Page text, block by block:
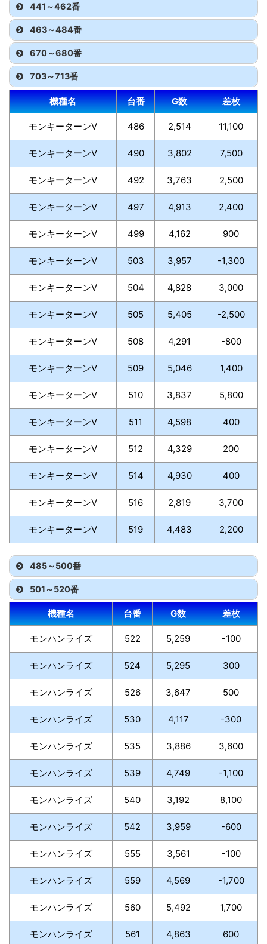
441～462番
463～484番
670～680番
703～713番
機種名 台番 G数 差枚
モンキーターンV 486 2,514 11,100
モンキーターンV 490 3,802 7,500
モンキーターンV 492 3,763 2,500
モンキーターンV 497 4,913 2,400
モンキーターンV 499 4,162 900
モンキーターンV 503 3,957 -1,300
モンキーターンV 504 4,828 3,000
モンキーターンV 505 5,405 -2,500
モンキーターンV 508 4,291 -800
モンキーターンV 509 5,046 1,400
モンキーターンV 510 3,837 5,800
モンキーターンV 511 4,598 400
モンキーターンV 512 4,329 200
モンキーターンV 514 4,930 400
モンキーターンV 516 2,819 3,700
モンキーターンV 519 4,483 2,200
485～500番
501～520番
機種名 台番 G数 差枚
モンハンライズ 522 5,259 -100
モンハンライズ 524 5,295 300
モンハンライズ 526 3,647 500
モンハンライズ 530 4,117 -300
モンハンライズ 535 3,886 3,600
モンハンライズ 539 4,749 -1,100
モンハンライズ 540 3,192 8,100
モンハンライズ 542 3,959 -600
モンハンライズ 555 3,561 -100
モンハンライズ 559 4,569 -1,700
モンハンライズ 560 5,492 1,700
モンハンライズ 561 4,863 600